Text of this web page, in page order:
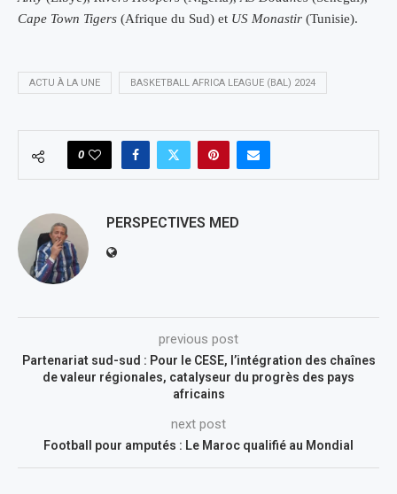
Cape Town Tigers (Afrique du Sud) et US Monastir (Tunisie).
ACTU À LA UNE BASKETBALL AFRICA LEAGUE (BAL) 2024
0
PERSPECTIVES MED
previous post
Partenariat sud-sud : Pour le CESE, l’intégration des chaînes
de valeur régionales, catalyseur du progrès des pays
africains
next post
Football pour amputés : Le Maroc qualifié au Mondial